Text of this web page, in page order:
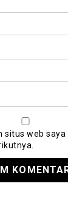
situs web